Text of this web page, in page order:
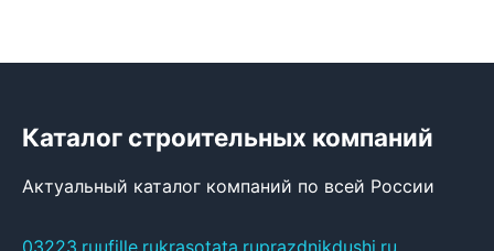
Каталог строительных компаний
Актуальный каталог компаний по всей России